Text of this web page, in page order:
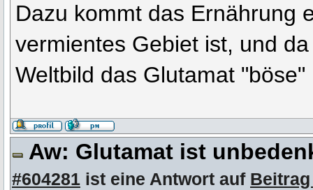
Dazu kommt das Ernährung
vermientes Gebiet ist, und
Weltbild das Glutamat "böse"
Aw: Glutamat ist
#604281 ist eine Antwort auf Beitrag